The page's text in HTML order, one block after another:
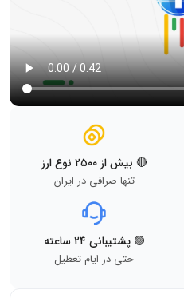
🔴 بیش از ۲۵۰۰ نوع ارز
تنها صرافی در ایران
🟢 پشتیبانی ۲۴ ساعته
حتی در ایام تعطیل